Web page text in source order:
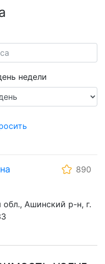
недели
890
Ашинский р-н, г.